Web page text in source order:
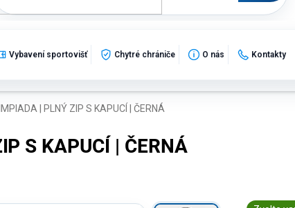
Vybavení sportovišť Chytré chrániče O nás Kontakty
| PLNÝ ZIP S KAPUCÍ | ČERNÁ
S KAPUCÍ | ČERNÁ